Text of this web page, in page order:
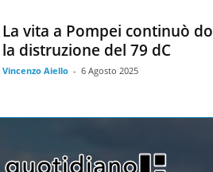
La vita a Pompei continuò
la distruzione del 79 dC
Vincenzo Aiello - 6 Agosto 2025